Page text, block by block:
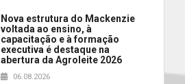
Nova estrutura do Mackenzie
voltada ao ensino, à
capacitação e à formação
executiva é destaque na
abertura da Agroleite 2026
06.08.2026